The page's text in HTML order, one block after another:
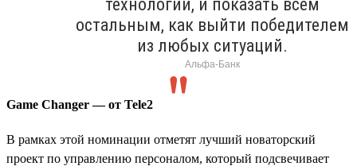
технологий, и показать всем
остальным, как выйти победителем
из любых ситуаций.
Альфа-Банк
Game Changer — от Tele2
В рамках этой номинации отметят лучший новаторский
проект по управлению персоналом, который подсвечивает